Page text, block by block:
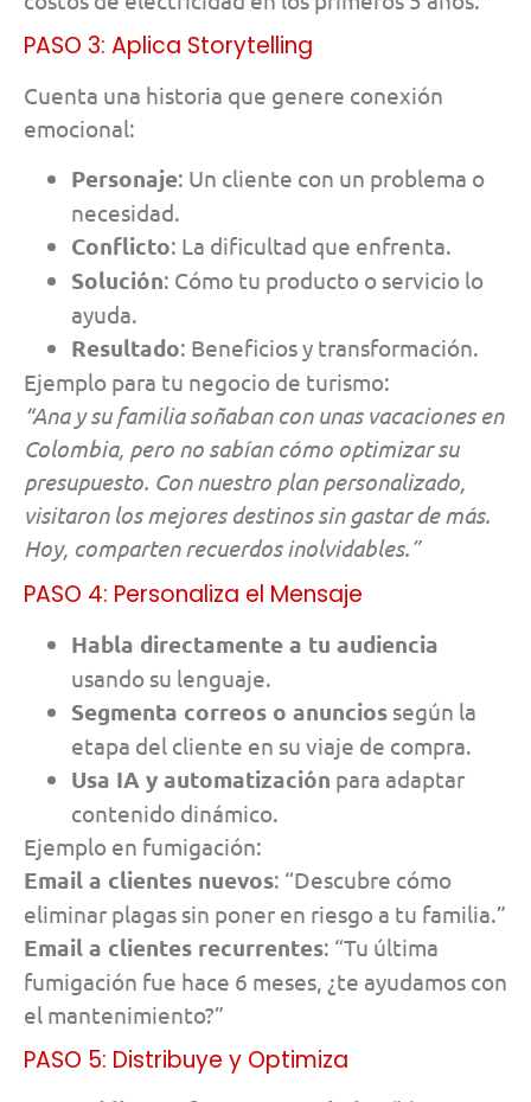
PASO 3: Aplica Storytelling
Cuenta una historia que genere conexión
emocional:
Personaje: Un cliente con un problema o
necesidad.
Conflicto: La dificultad que enfrenta.
Solución: Cómo tu producto o servicio lo
ayuda.
Resultado: Beneficios y transformación.
Ejemplo para tu negocio de turismo:
“Ana y su familia soñaban con unas vacaciones en
Colombia, pero no sabían cómo optimizar su
presupuesto. Con nuestro plan personalizado,
visitaron los mejores destinos sin gastar de más.
Hoy, comparten recuerdos inolvidables.”
PASO 4: Personaliza el Mensaje
Habla directamente a tu audiencia
usando su lenguaje.
Segmenta correos o anuncios según la
etapa del cliente en su viaje de compra.
Usa IA y automatización para adaptar
contenido dinámico.
Ejemplo en fumigación:
Email a clientes nuevos: “Descubre cómo
eliminar plagas sin poner en riesgo a tu familia.”
Email a clientes recurrentes: “Tu última
fumigación fue hace 6 meses, ¿te ayudamos con
el mantenimiento?”
PASO 5: Distribuye y Optimiza